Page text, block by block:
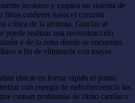
invasivo y emplea un sistema de
finos catéteres hasta el corazón
crítica de la arritmia. Gracias al
puede realizar una reconstrucción
y de la zona donde se encuentra
a fin de eliminarla con mayor
ubicar en forma rápida el punto
con energía de radiofrecuencia las
causan problemas de ritmo cardíaco.